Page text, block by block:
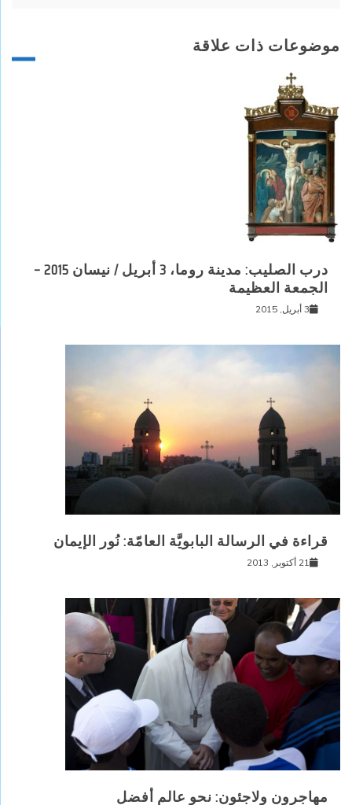
موضوعات ذات علاقة
درب الصليب: مدينة روما، 3 أبريل / نيسان 2015 –
الجمعة العظيمة
3 أبريل, 2015
قراءة في الرسالة البابويَّة العامّة: نُور الإيمان
21 أكتوبر, 2013
مهاجرون ولاجئون: نحو عالم أفضل